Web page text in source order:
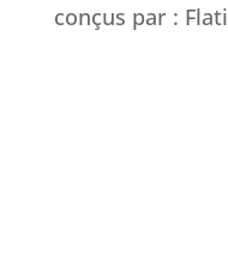
conçus par :